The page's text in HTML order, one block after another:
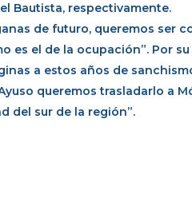
Bautista, respectivamente.
de futuro, queremos ser
es el de la ocupación”. Por
a estos años de
queremos trasladarlo a
del sur de la región”.